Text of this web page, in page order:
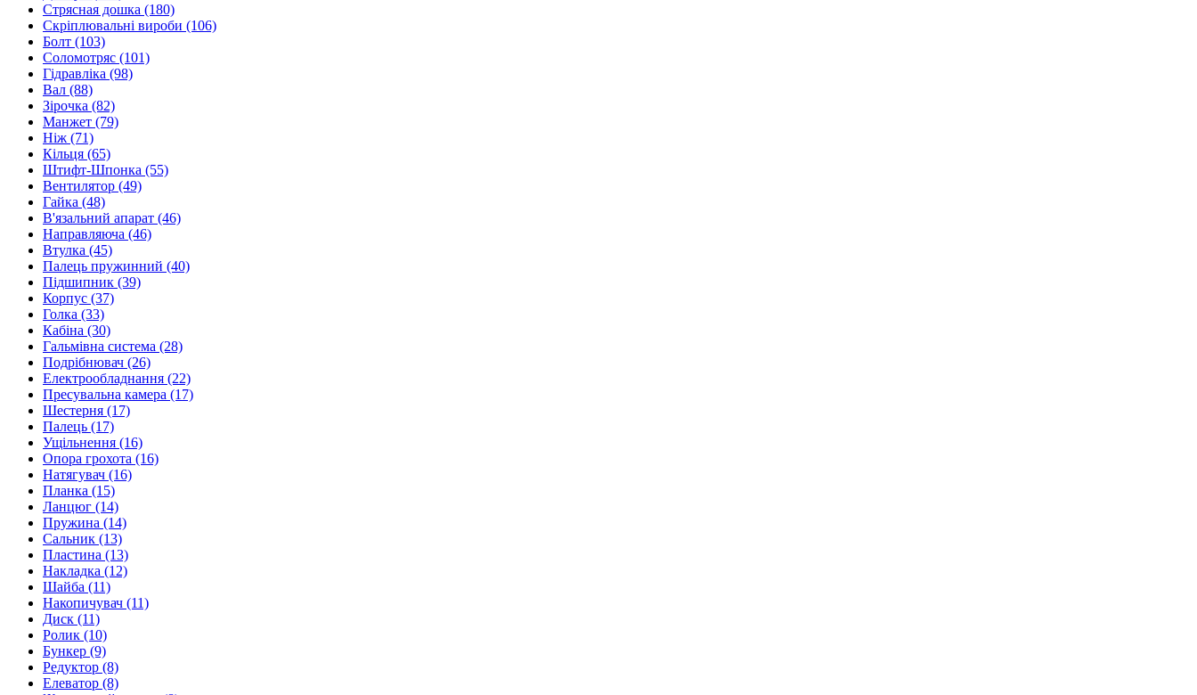
Стрясная дошка (180)
Скріплювальні вироби (106)
Болт (103)
Соломотряс (101)
Гідравліка (98)
Вал (88)
Зірочка (82)
Манжет (79)
Ніж (71)
Кільця (65)
Штифт-Шпонка (55)
Вентилятор (49)
Гайка (48)
В'язальний апарат (46)
Направляюча (46)
Втулка (45)
Палець пружинний (40)
Підшипник (39)
Корпус (37)
Голка (33)
Кабіна (30)
Гальмівна система (28)
Подрібнювач (26)
Електрообладнання (22)
Пресувальна камера (17)
Шестерня (17)
Палець (17)
Ущільнення (16)
Опора грохота (16)
Натягувач (16)
Планка (15)
Ланцюг (14)
Пружина (14)
Сальник (13)
Пластина (13)
Накладка (12)
Шайба (11)
Накопичувач (11)
Диск (11)
Ролик (10)
Бункер (9)
Редуктор (8)
Елеватор (8)